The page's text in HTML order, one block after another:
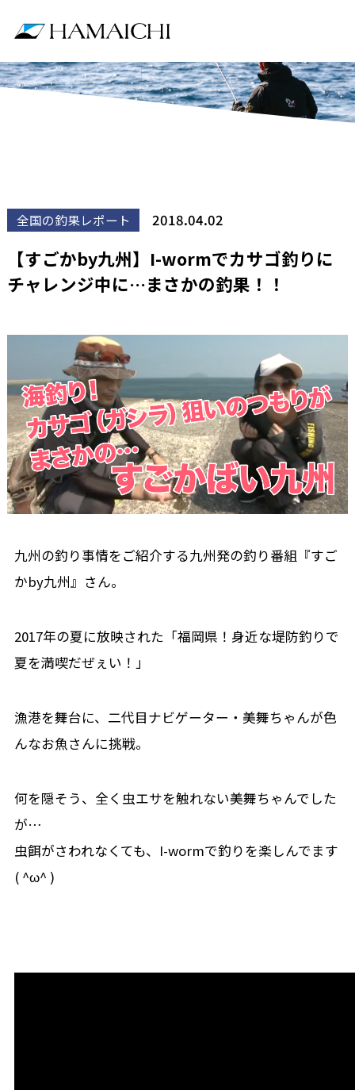
全国の釣果レポート 2018.04.02
【すごかby九州】I-wormでカサゴ釣りに
チャレンジ中に…まさかの釣果！！
九州の釣り事情をご紹介する九州発の釣り番組『すご
かby九州』さん。
2017年の夏に放映された「福岡県！身近な堤防釣りで
夏を満喫だぜぇい！」
漁港を舞台に、二代目ナビゲーター・美舞ちゃんが色
んなお魚さんに挑戦。
何を隠そう、全く虫エサを触れない美舞ちゃんでした
が…
虫餌がさわれなくても、I-wormで釣りを楽しんでます
( ^ω^ )